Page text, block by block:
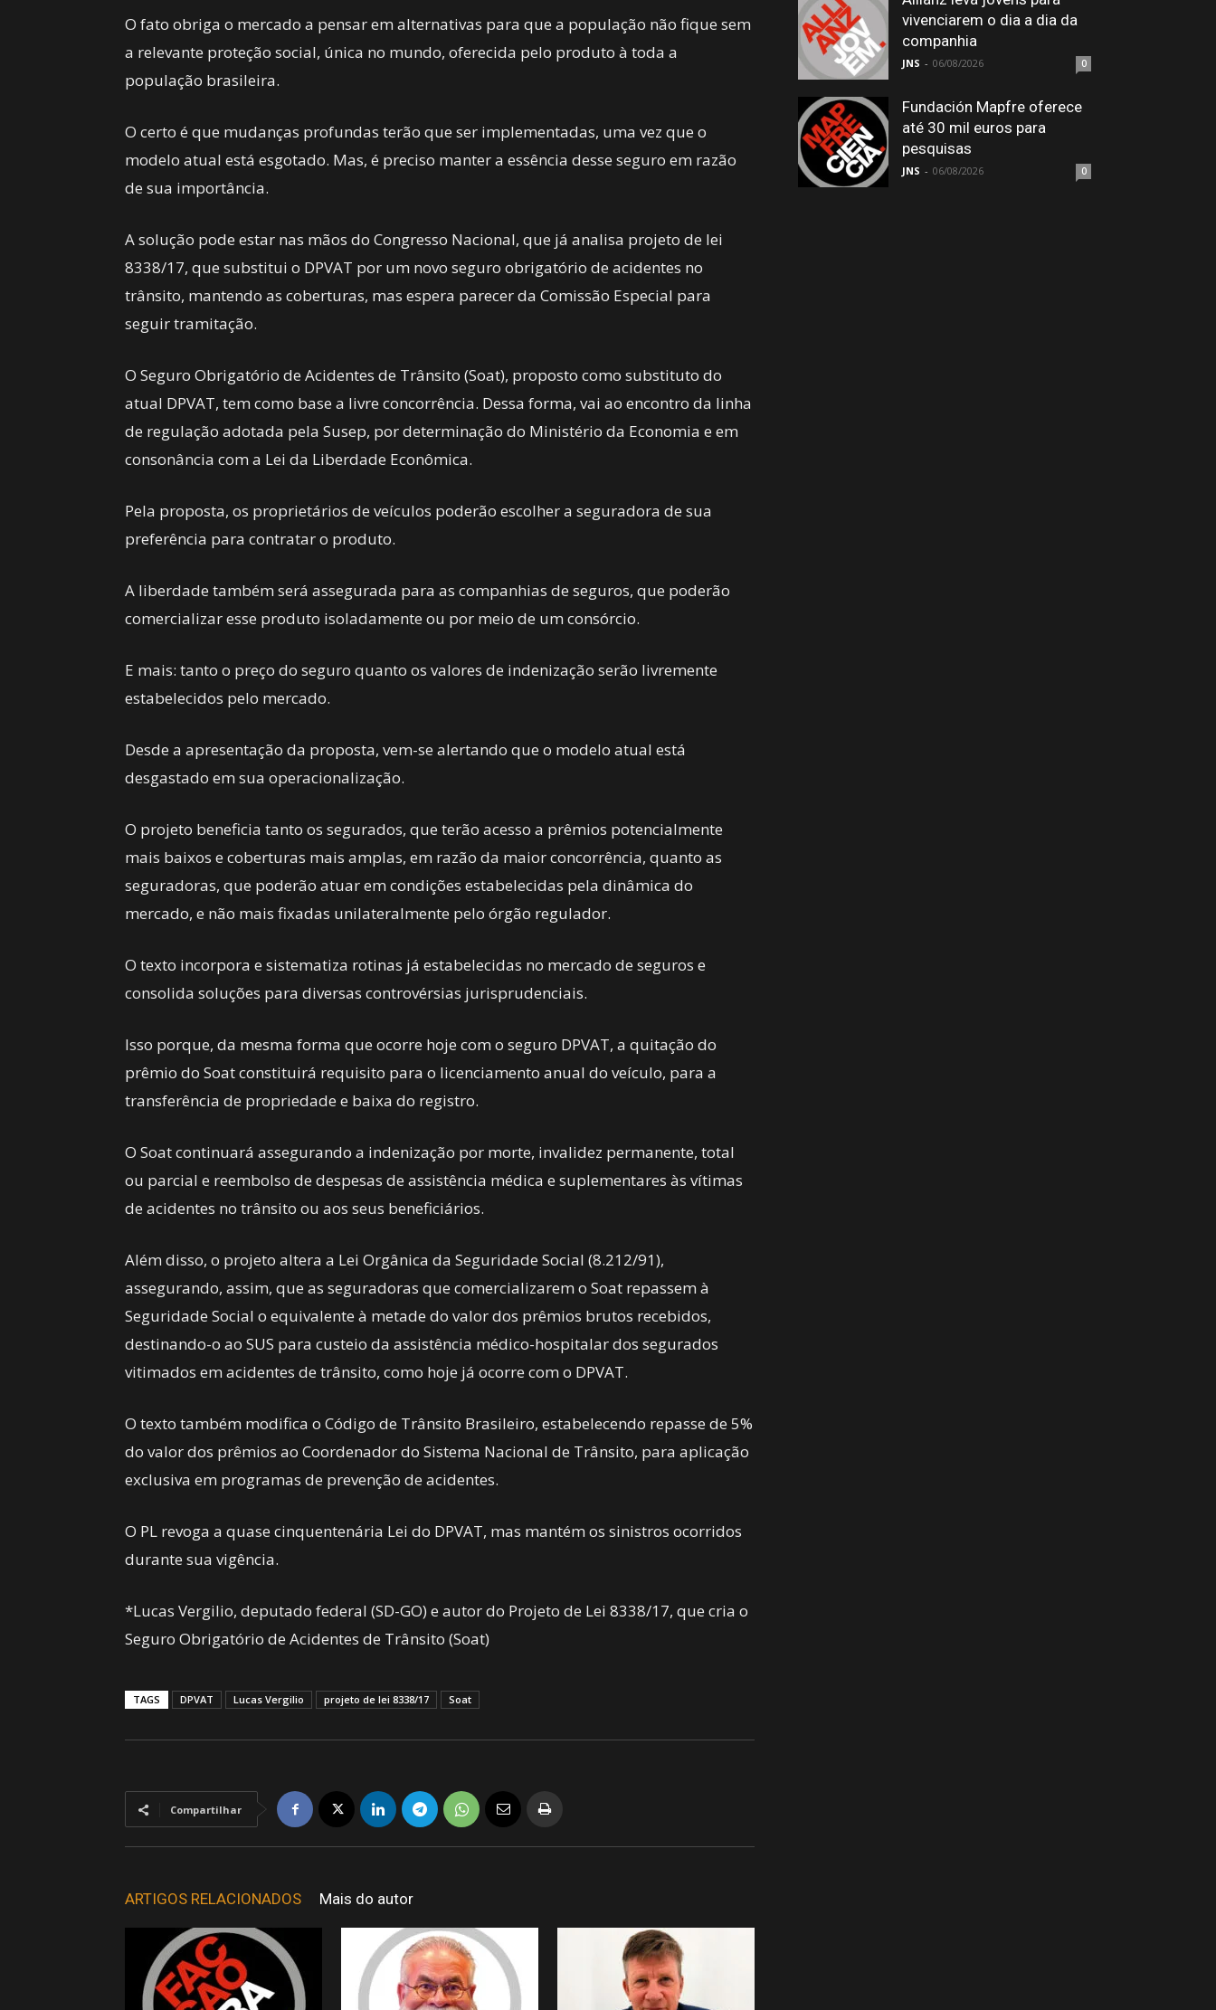
O fato obriga o mercado a pensar em alternativas para que a população não fique sem
a relevante proteção social, única no mundo, oferecida pelo produto à toda a
população brasileira.
O certo é que mudanças profundas terão que ser implementadas, uma vez que o
modelo atual está esgotado. Mas, é preciso manter a essência desse seguro em razão
de sua importância.
A solução pode estar nas mãos do Congresso Nacional, que já analisa projeto de lei
8338/17, que substitui o DPVAT por um novo seguro obrigatório de acidentes no
trânsito, mantendo as coberturas, mas espera parecer da Comissão Especial para
seguir tramitação.
O Seguro Obrigatório de Acidentes de Trânsito (Soat), proposto como substituto do
atual DPVAT, tem como base a livre concorrência. Dessa forma, vai ao encontro da linha
de regulação adotada pela Susep, por determinação do Ministério da Economia e em
consonância com a Lei da Liberdade Econômica.
Pela proposta, os proprietários de veículos poderão escolher a seguradora de sua
preferência para contratar o produto.
A liberdade também será assegurada para as companhias de seguros, que poderão
comercializar esse produto isoladamente ou por meio de um consórcio.
E mais: tanto o preço do seguro quanto os valores de indenização serão livremente
estabelecidos pelo mercado.
Desde a apresentação da proposta, vem-se alertando que o modelo atual está
desgastado em sua operacionalização.
O projeto beneficia tanto os segurados, que terão acesso a prêmios potencialmente
mais baixos e coberturas mais amplas, em razão da maior concorrência, quanto as
seguradoras, que poderão atuar em condições estabelecidas pela dinâmica do
mercado, e não mais fixadas unilateralmente pelo órgão regulador.
O texto incorpora e sistematiza rotinas já estabelecidas no mercado de seguros e
consolida soluções para diversas controvérsias jurisprudenciais.
Isso porque, da mesma forma que ocorre hoje com o seguro DPVAT, a quitação do
prêmio do Soat constituirá requisito para o licenciamento anual do veículo, para a
transferência de propriedade e baixa do registro.
O Soat continuará assegurando a indenização por morte, invalidez permanente, total
ou parcial e reembolso de despesas de assistência médica e suplementares às vítimas
de acidentes no trânsito ou aos seus beneficiários.
Além disso, o projeto altera a Lei Orgânica da Seguridade Social (8.212/91),
assegurando, assim, que as seguradoras que comercializarem o Soat repassem à
Seguridade Social o equivalente à metade do valor dos prêmios brutos recebidos,
destinando-o ao SUS para custeio da assistência médico-hospitalar dos segurados
vitimados em acidentes de trânsito, como hoje já ocorre com o DPVAT.
O texto também modifica o Código de Trânsito Brasileiro, estabelecendo repasse de 5%
do valor dos prêmios ao Coordenador do Sistema Nacional de Trânsito, para aplicação
exclusiva em programas de prevenção de acidentes.
O PL revoga a quase cinquentenária Lei do DPVAT, mas mantém os sinistros ocorridos
durante sua vigência.
*Lucas Vergilio, deputado federal (SD-GO) e autor do Projeto de Lei 8338/17, que cria o
Seguro Obrigatório de Acidentes de Trânsito (Soat)
TAGS DPVAT Lucas Vergilio projeto de lei 8338/17 Soat
Compartilhar
ARTIGOS RELACIONADOS Mais do autor
vivenciarem o dia a dia da
companhia
JNS - 06/08/2026 0
Fundación Mapfre oferece
até 30 mil euros para
pesquisas
JNS - 06/08/2026 0